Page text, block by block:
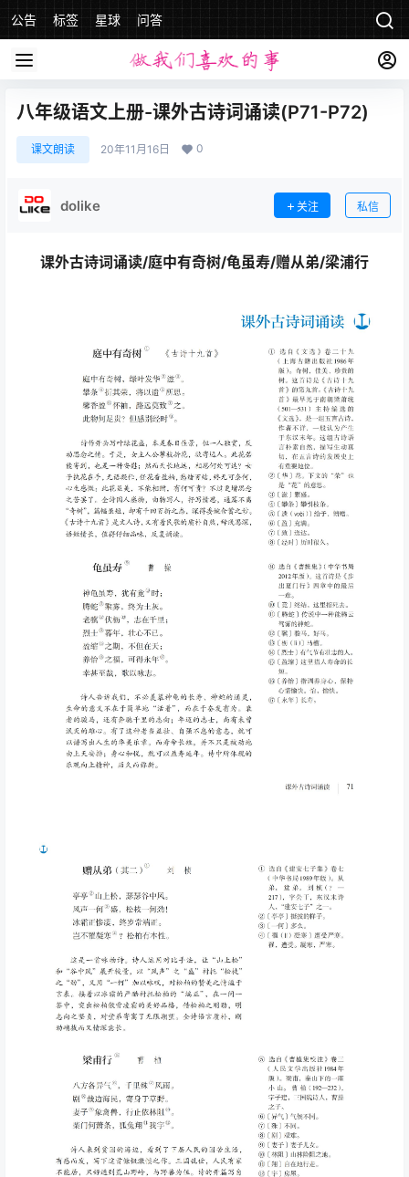
公告 标签 星球 问答
八年级语文上册-课外古诗词诵读(P71-P72)
课文朗读 20年11月16日 0
dolike 关注 私信
课外古诗词诵读/庭中有奇树/龟虽寿/赠从弟/梁浦行